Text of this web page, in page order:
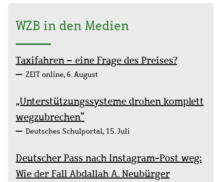
WZB in den Medien
ZEIT online, 6. August
Taxifahren – eine Frage des Preises?
Deutsches Schulportal, 15. Juli
„Unterstützungssysteme drohen komplett
wegzubrechen“
Deutscher Pass nach Instagram-Post weg:
Wie der Fall Abdallah A. Neubürger